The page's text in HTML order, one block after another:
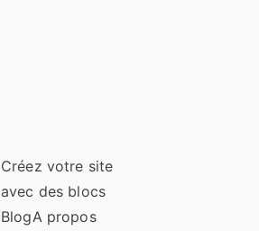
Créez votre site
avec des blocs
BlogA propos